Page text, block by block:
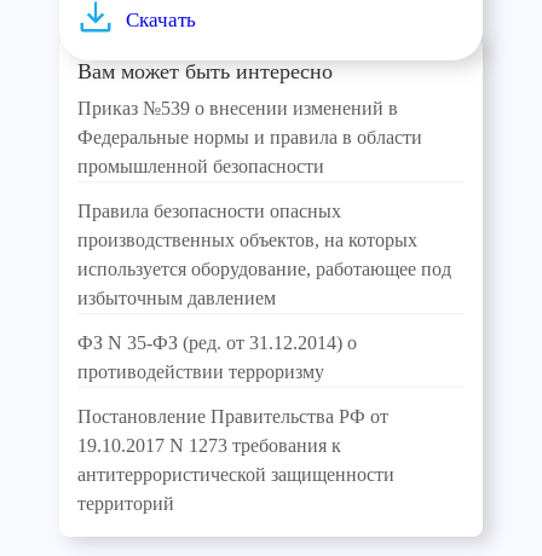
Скачать
Вам может быть интересно
Приказ №539 о внесении изменений в
Федеральные нормы и правила в области
промышленной безопасности
Правила безопасности опасных
производственных объектов, на которых
используется оборудование, работающее под
избыточным давлением
ФЗ N 35-ФЗ (ред. от 31.12.2014) о
противодействии терроризму
Постановление Правительства РФ от
19.10.2017 N 1273 требования к
антитеррористической защищенности
территорий